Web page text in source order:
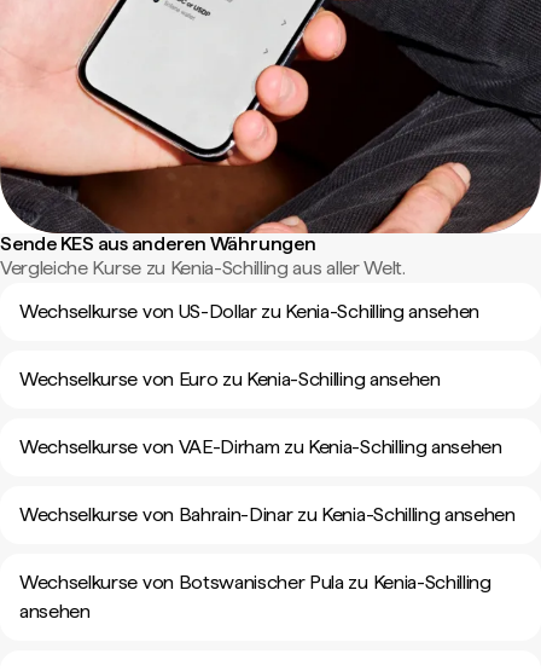
Sende KES aus anderen Währungen
Vergleiche Kurse zu Kenia-Schilling aus aller Welt.
Wechselkurse von US-Dollar zu Kenia-Schilling ansehen
Wechselkurse von Euro zu Kenia-Schilling ansehen
Wechselkurse von VAE-Dirham zu Kenia-Schilling ansehen
Wechselkurse von Bahrain-Dinar zu Kenia-Schilling ansehen
Wechselkurse von Botswanischer Pula zu Kenia-Schilling
ansehen